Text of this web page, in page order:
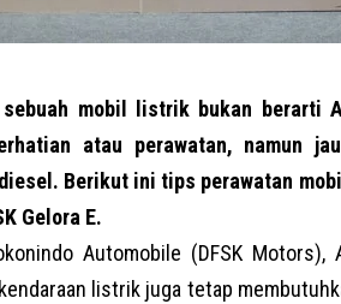
mobil listrik bukan berarti
atau perawatan, namun
Berikut ini tips perawatan
Gelora E.
Automobile (DFSK Motors),
kendaraan listrik juga tetap